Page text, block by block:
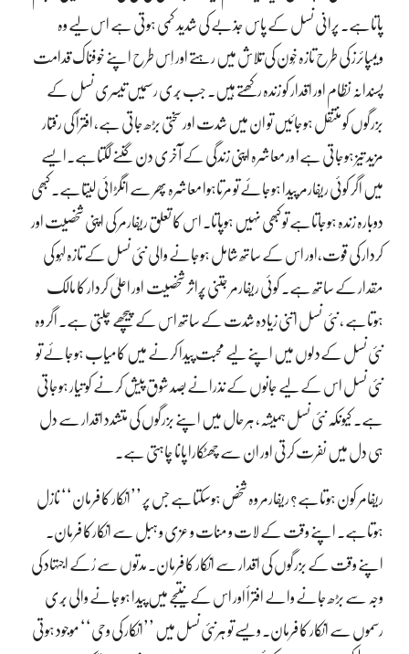
پاتاہے۔ پرانی نسل کے پاس جذبے کی شدید کمی ہوتی ہے اس لیے وہ
ویمپائرز کی طرح تازہ خُون کی تلاش میں رہتے اور اِس طرح اپنے خوفناک قدامت
پسندانہ نظام اور اقدار کو زندہ رکھتے ہیں۔ جب بُری رسمیں تیسری نسل کے
بزرگوں کو منتقل ہوجائیں تو ان میں شدت اور سختی بڑھ جاتی ہے، افترأ کی رفتار
مزید تیز ہوجاتی ہےا ور معاشرہ اپنی زندگی کے آخری دن گننے لگتاہے۔ایسے
میں اگر کوئی ریفارمر پیدا ہوجائے تو مرتاہوا معاشرہ پھر سے انگڑائی لیتاہے۔ کبھی
دوبارہ زندہ ہوجاتاہے تو کبھی نہیں ہوپاتا۔ اس کا تعلق ریفارمر کی اپنی شخصیت اور
کردار کی قوت،اور اس کے ساتھ شامل ہوجانے والی نئی نسل کے تازہ لہُو کی
مقدار کے ساتھ ہے۔ کوئی ریفارمر جتنی پُراثر شخصیت اور اعلیٰ کردار کا مالک
ہوتاہے ، نئی نسل اتنی زیادہ شدت کے ساتھ اس کے پیچھے چلتی ہے۔ اگر وہ
نئی نسل کےدلوں میں اپنے لیے محبت پیدا کرنے میں کامیاب ہوجائے تو
نئی نسل اس کے لیے جانوں کے نذرانے بصد شوق پیش کرنے کو تیار ہوجاتی
ہے۔ کیونکہ نئی نسل ہمیشہ، ہرحال میں اپنے بزرگوں کی متشدد اقدار سے دل
ہی دل میں نفرت کرتی اور ان سے چھٹکارا پانا چاہتی ہے۔
ریفامر کون ہوتاہے؟ ریفارمر وہ شخص ہوسکتاہے جس پر ’’انکار کا فرمان‘‘ نازل
ہوتاہے۔ اپنے وقت کے لات و منات و عزی و ہبل سے انکارکا فرمان۔
اپنے وقت کے بزرگوں کی اقدار سے انکار کا فرمان۔ مدتوں سے رُکے اجتہاد کی
وجہ سے بڑھ جانے والے افترأ اور اس کے نتیجے میں پیدا ہوجانے والی بُری
رسموں سے انکار کا فرمان۔ ویسے تو ہرنئی نسل میں ’’انکار کی وحی‘‘ موجود ہوتی